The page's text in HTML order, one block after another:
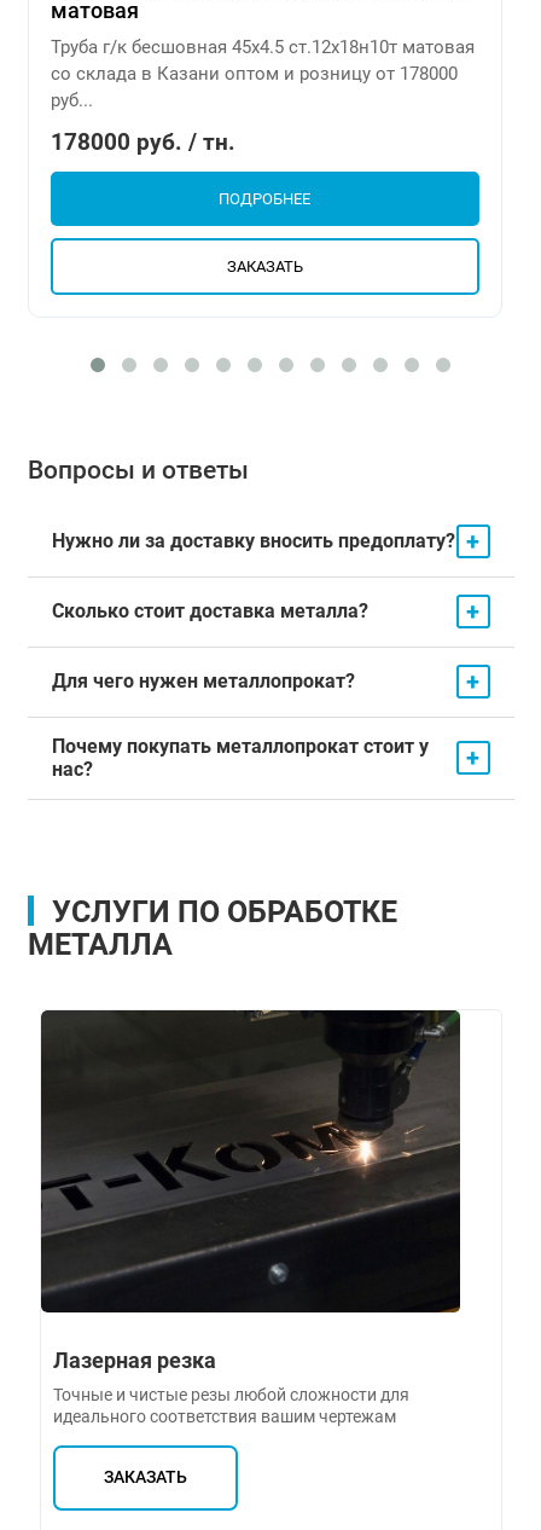
матовая
Труба г/к бесшовная 45х4.5 ст.12х18н10т матовая
со склада в Казани оптом и розницу от 178000
руб...
178000 руб. / тн.
ПОДРОБНЕЕ
ЗАКАЗАТЬ
Вопросы и ответы
Нужно ли за доставку вносить предоплату? +
Сколько стоит доставка металла? +
Для чего нужен металлопрокат? +
Почему покупать металлопрокат стоит у
нас?
+
УСЛУГИ ПО ОБРАБОТКЕ
МЕТАЛЛА
Лазерная резка
Точные и чистые резы любой сложности для
идеального соответствия вашим чертежам
ЗАКАЗАТЬ